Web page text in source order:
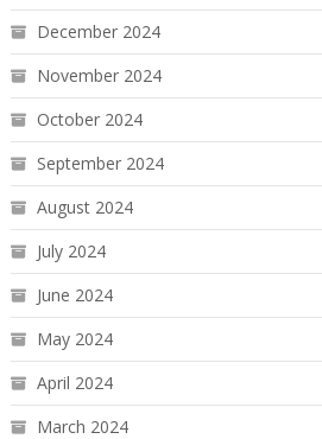
December 2024
November 2024
October 2024
September 2024
August 2024
July 2024
June 2024
May 2024
April 2024
March 2024